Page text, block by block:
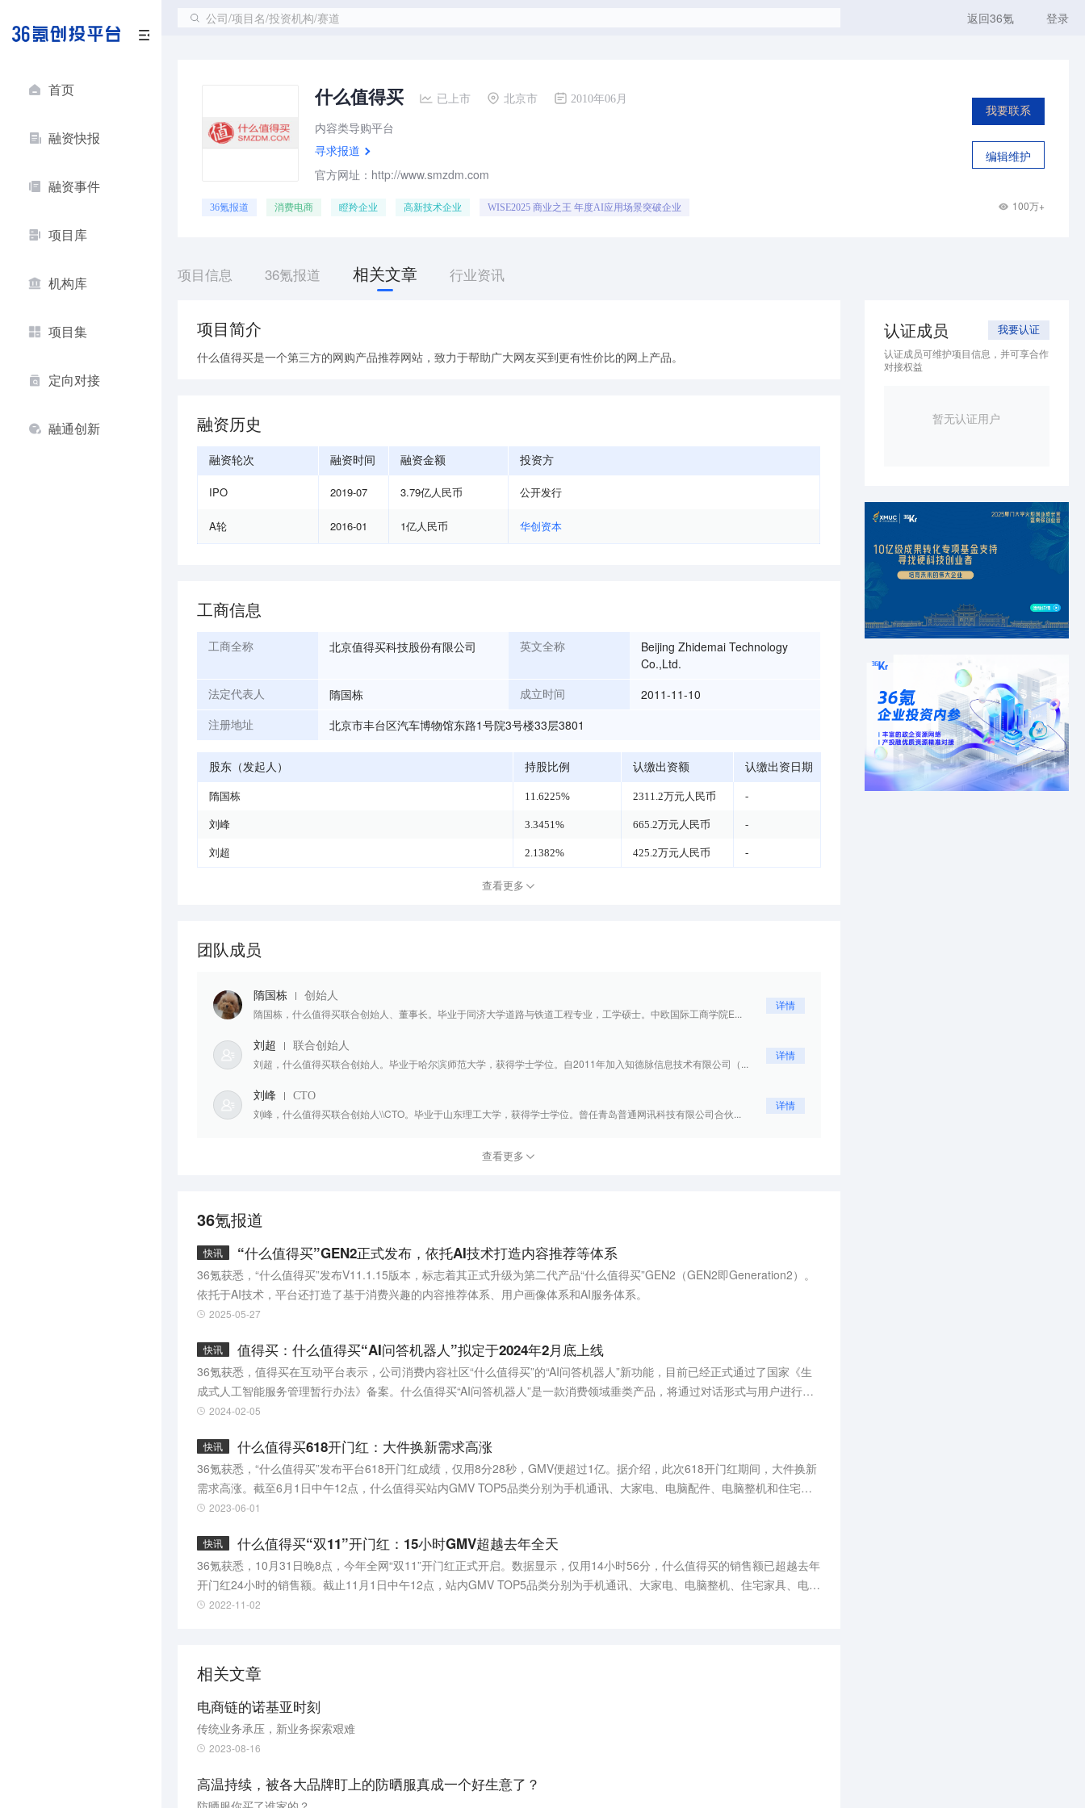
首页
融资快报
融资事件
项目库
机构库
项目集
定向对接
融通创新
公司/项目名/投资机构/赛道 返回36氪 登录
什么值得买 已上市 北京市 2010年06月
内容类导购平台
寻求报道
官方网址：http://www.smzdm.com
我要联系
编辑维护
36氪报道 消费电商 瞪羚企业 高新技术企业 WISE2025 商业之王 年度AI应用场景突破企业 100万+
项目信息 36氪报道 相关文章 行业资讯
项目简介
什么值得买是一个第三方的网购产品推荐网站，致力于帮助广大网友买到更有性价比的网上产品。
融资历史
融资轮次 融资时间 融资金额 投资方
IPO 2019-07 3.79亿人民币 公开发行
A轮 2016-01 1亿人民币 华创资本
工商信息
工商全称 北京值得买科技股份有限公司 英文全称
Beijing Zhidemai Technology
Co.,Ltd.
法定代表人 隋国栋 成立时间 2011-11-10
注册地址 北京市丰台区汽车博物馆东路1号院3号楼33层3801
股东（发起人） 持股比例 认缴出资额 认缴出资日期
隋国栋 11.6225% 2311.2万元人民币 -
刘峰 3.3451% 665.2万元人民币 -
刘超 2.1382% 425.2万元人民币 -
查看更多
团队成员
隋国栋 创始人
隋国栋，什么值得买联合创始人、董事长。毕业于同济大学道路与铁道工程专业，工学硕士。中欧国际工商学院E...
详情
刘超 联合创始人
刘超，什么值得买联合创始人。毕业于哈尔滨师范大学，获得学士学位。自2011年加入知德脉信息技术有限公司（...
详情
刘峰 CTO
刘峰，什么值得买联合创始人\\CTO。毕业于山东理工大学，获得学士学位。曾任青岛普通网讯科技有限公司合伙...
详情
查看更多
36氪报道
快讯 “什么值得买”GEN2正式发布，依托AI技术打造内容推荐等体系
36氪获悉，“什么值得买”发布V11.1.15版本，标志着其正式升级为第二代产品“什么值得买”GEN2（GEN2即Generation2）。
依托于AI技术，平台还打造了基于消费兴趣的内容推荐体系、用户画像体系和AI服务体系。
2025-05-27
快讯 值得买：什么值得买“AI问答机器人”拟定于2024年2月底上线
36氪获悉，值得买在互动平台表示，公司消费内容社区“什么值得买”的“AI问答机器人”新功能，目前已经正式通过了国家《生
成式人工智能服务管理暂行办法》备案。什么值得买“AI问答机器人”是一款消费领域垂类产品，将通过对话形式与用户进行交
互，旨在为用户提供智能的消费辅助决策服务，根据用户需求指令，帮助用户快速甄选全网优质好物链接。目前，该产品拟定
2024-02-05
快讯 什么值得买618开门红：大件换新需求高涨
36氪获悉，“什么值得买”发布平台618开门红成绩，仅用8分28秒，GMV便超过1亿。据介绍，此次618开门红期间，大件换新
需求高涨。截至6月1日中午12点，什么值得买站内GMV TOP5品类分别为手机通讯、大家电、电脑配件、电脑整机和住宅家
具。除此之外，户外运动、护肤美妆、摄影摄像、珠宝首饰等品类均增长快速，并呈现出从入门款向高阶产品升级的趋势。
2023-06-01
快讯 什么值得买“双11”开门红：15小时GMV超越去年全天
36氪获悉，10月31日晚8点，今年全网“双11”开门红正式开启。数据显示，仅用14小时56分，什么值得买的销售额已超越去年
开门红24小时的销售额。截止11月1日中午12点，站内GMV TOP5品类分别为手机通讯、大家电、电脑整机、住宅家具、电脑
配件；在具体商品层面，不同型号的iPhone14系列手机包揽了手机通讯品类GMV TOP5；大家电品类方面，TCL、小天鹅、
2022-11-02
相关文章
电商链的诺基亚时刻
传统业务承压，新业务探索艰难
2023-08-16
高温持续，被各大品牌盯上的防晒服真成一个好生意了？
认证成员 我要认证
认证成员可维护项目信息，并可享合作
对接权益
暂无认证用户